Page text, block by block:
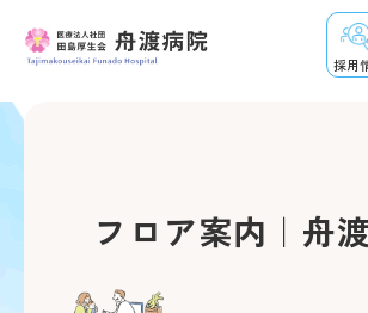
採用
フロア案内｜舟